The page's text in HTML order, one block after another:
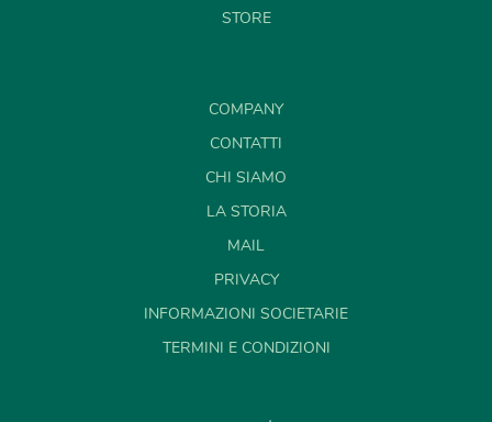
STORE
COMPANY
CONTATTI
CHI SIAMO
LA STORIA
MAIL
PRIVACY
INFORMAZIONI SOCIETARIE
TERMINI E CONDIZIONI